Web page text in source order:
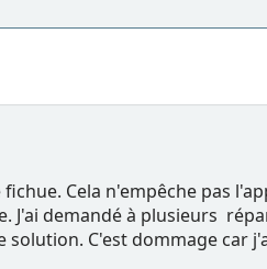
Cela n'empêche pas
J'ai demandé à plusieurs
solution. C'est dommage car